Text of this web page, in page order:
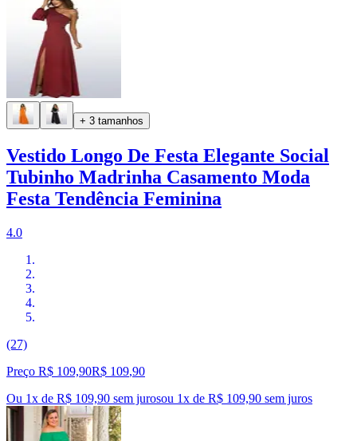
+ 3 tamanhos
Vestido Longo De Festa Elegante Social
Tubinho Madrinha Casamento Moda
Festa Tendência Feminina
4.0
(27)
Preço R$ 109,90R$ 109,90
Ou 1x de R$ 109,90 sem jurosou 1x de R$ 109,90 sem juros